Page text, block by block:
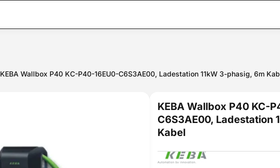
KEBA Wallbox P40 KC-P40-16EU0-C6S3AE00, Ladestation 11kW 3-phasig, 6m
KEBA Wallbox P40 KC-
C6S3AE00, Ladestation
Kabel